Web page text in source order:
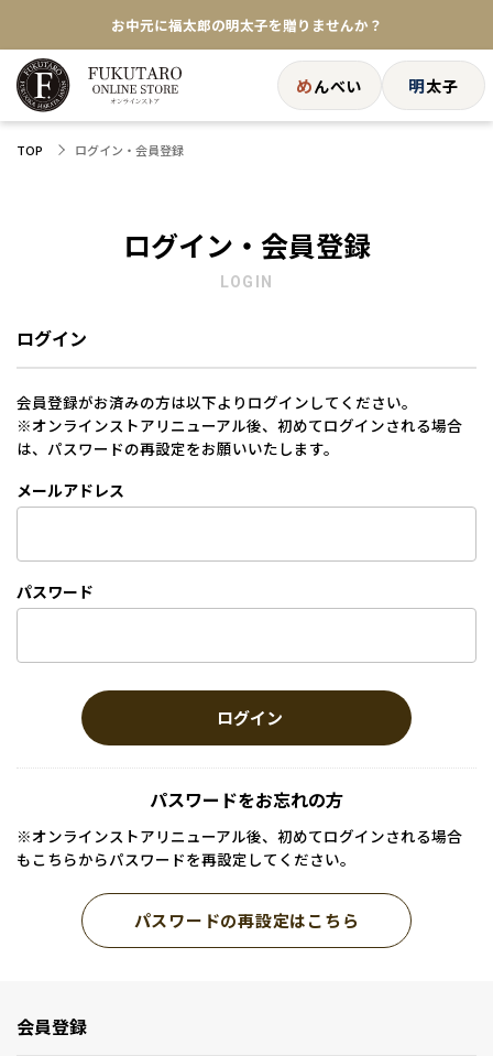
お中元に福太郎の明太子を贈りませんか？
★めんべい25周年記念商品が登場★
【色々な味を試したい方へ】ポストイン！めんべい
めんべい 明太子
TOP ログイン・会員登録
ログイン・会員登録
LOGIN
ログイン
会員登録がお済みの方は以下よりログインしてください。
※オンラインストアリニューアル後、初めてログインされる場合
は、パスワードの再設定をお願いいたします。
メールアドレス
パスワード
ログイン
パスワードをお忘れの方
※オンラインストアリニューアル後、初めてログインされる場合
もこちらからパスワードを再設定してください。
パスワードの再設定はこちら
会員登録